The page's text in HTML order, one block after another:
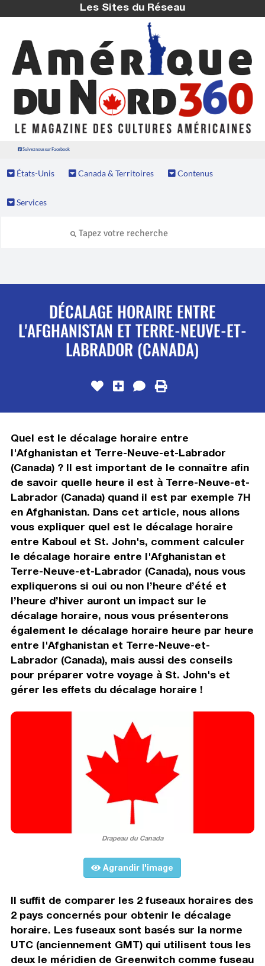
Les Sites du Réseau
Suivez nous sur Facebook
États-Unis Canada & Territoires Contenus
Services
DÉCALAGE HORAIRE ENTRE
L'AFGHANISTAN ET TERRE-NEUVE-ET-
LABRADOR (CANADA)
Quel est le décalage horaire entre
l'Afghanistan et Terre-Neuve-et-Labrador
(Canada) ? Il est important de le connaître afin
de savoir quelle heure il est à Terre-Neuve-et-
Labrador (Canada) quand il est par exemple 7H
en Afghanistan. Dans cet article, nous allons
vous expliquer quel est le décalage horaire
entre Kaboul et St. John's, comment calculer
le décalage horaire entre l'Afghanistan et
Terre-Neuve-et-Labrador (Canada), nous vous
expliquerons si oui ou non l’heure d’été et
l’heure d’hiver auront un impact sur le
décalage horaire, nous vous présenterons
également le décalage horaire heure par heure
entre l'Afghanistan et Terre-Neuve-et-
Labrador (Canada), mais aussi des conseils
pour préparer votre voyage à St. John's et
gérer les effets du décalage horaire !
Drapeau du Canada
Agrandir l'image
Il suffit de comparer les 2 fuseaux horaires des
2 pays concernés pour obtenir le décalage
horaire. Les fuseaux sont basés sur la norme
UTC (anciennement GMT) qui utilisent tous les
deux le méridien de Greenwitch comme fuseau